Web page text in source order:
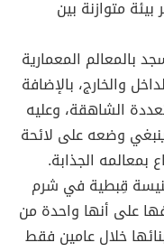
متوازنة بين
بالمعالم المعمارية
والخارج، بالإضافة
الشاهقة، وعليه
وضعه على لائحة
بمعالمه الجذابة.
قِبطية في شرم
تم تصنيفها على أنها واحدة من
خلال عامين فقط